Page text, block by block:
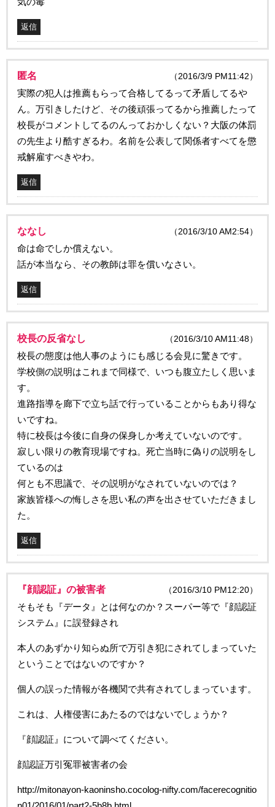
返信
匿名 （2016/3/9 PM11:42）
実際の犯人は推薦もらって合格してるって矛盾してるや
ん。万引きしたけど、その後頑張ってるから推薦したって
校長がコメントしてるのんっておかしくない？大阪の体罰
の先生より酷すぎるわ。名前を公表して関係者すべてを懲
戒解雇すべきやわ。
返信
ななし （2016/3/10 AM2:54）
命は命でしか償えない。
話が本当なら、その教師は罪を償いなさい。
返信
校長の反省なし （2016/3/10 AM11:48）
校長の態度は他人事のようにも感じる会見に驚きです。
学校側の説明はこれまで同様で、いつも腹立たしく思いま
す。
進路指導を廊下で立ち話で行っていることからもあり得な
いですね。
特に校長は今後に自身の保身しか考えていないのです。
寂しい限りの教育現場ですね。死亡当時に偽りの説明をし
ているのは
何とも不思議で、その説明がなされていないのでは？
家族皆様への悔しさを思い私の声を出させていただきまし
た。
返信
『顔認証』の被害者 （2016/3/10 PM12:20）
そもそも『データ』とは何なのか？スーパー等で『顔認証
システム』に誤登録され
本人のあずかり知らぬ所で万引き犯にされてしまっていた
ということではないのですか？
個人の誤った情報が各機関で共有されてしまっています。
これは、人権侵害にあたるのではないでしょうか？
『顔認証』について調べてください。
顔認証万引冤罪被害者の会
http://mitonayon-kaoninsho.cocolog-nifty.com/facerecognitio